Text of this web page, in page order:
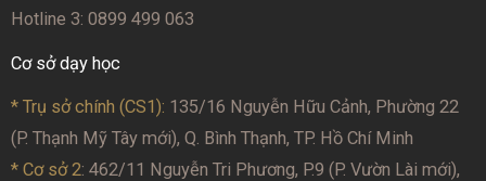
Hotline 3: 0899 499 063
Cơ sở dạy học
* Trụ sở chính (CS1): 135/16 Nguyễn Hữu Cảnh, Phường 22
(P. Thạnh Mỹ Tây mới), Q. Bình Thạnh, TP. Hồ Chí Minh
* Cơ sở 2: 462/11 Nguyễn Tri Phương, P.9 (P. Vườn Lài mới),